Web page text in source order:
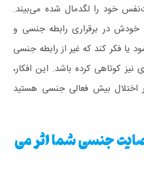
خود را لگدمال شده می‌بیند.
در برقراری رابطه جنسی و
یا فکر کند که غیر از رابطه جنسی
کوتاهی کرده باشد. این افکار،
اختلال بیش فعالی جنسی هستید
جنسی شما اثر می